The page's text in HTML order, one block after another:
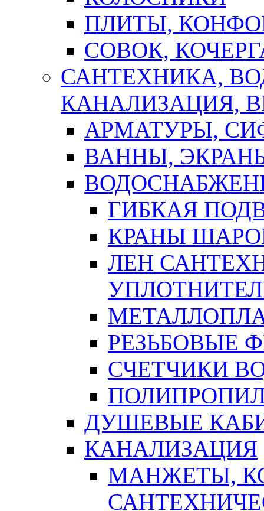
ПЛИТЫ,
СОВОК,
САНТЕХНИКА,
КАНАЛИЗАЦИЯ,
АРМАТУРЫ,
ВАННЫ,
ГИБКАЯ
КРАНЫ
ЛЕН
РЕЗЬБОВЫЕ
СЧЕТЧИКИ
ДУШЕВЫЕ
КАНАЛИЗАЦИЯ
МАНЖЕТЫ,